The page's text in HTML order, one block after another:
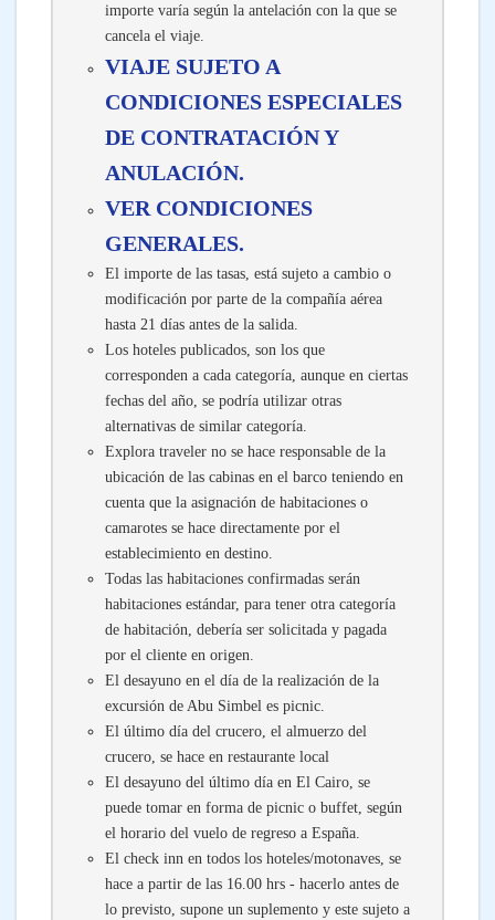
importe varía según la antelación con la que se
cancela el viaje.
VIAJE SUJETO A
CONDICIONES ESPECIALES
DE CONTRATACIÓN Y
ANULACIÓN.
VER CONDICIONES
GENERALES.
El importe de las tasas, está sujeto a cambio o
modificación por parte de la compañía aérea
hasta 21 días antes de la salida.
Los hoteles publicados, son los que
corresponden a cada categoría, aunque en ciertas
fechas del año, se podría utilizar otras
alternativas de similar categoría.
Explora traveler no se hace responsable de la
ubicación de las cabinas en el barco teniendo en
cuenta que la asignación de habitaciones o
camarotes se hace directamente por el
establecimiento en destino.
Todas las habitaciones confirmadas serán
habitaciones estándar, para tener otra categoría
de habitación, debería ser solicitada y pagada
por el cliente en origen.
El desayuno en el día de la realización de la
excursión de Abu Simbel es picnic.
El último día del crucero, el almuerzo del
crucero, se hace en restaurante local
El desayuno del último día en El Cairo, se
puede tomar en forma de picnic o buffet, según
el horario del vuelo de regreso a España.
El check inn en todos los hoteles/motonaves, se
hace a partir de las 16.00 hrs - hacerlo antes de
lo previsto, supone un suplemento y este sujeto a